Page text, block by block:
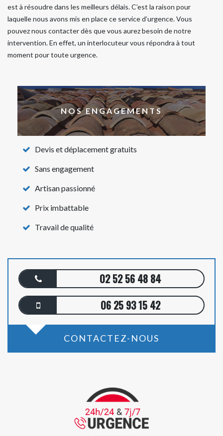
est à résoudre dans les meilleurs délais. C’est la raison pour
laquelle nous avons mis en place ce service d’urgence. Vous
pouvez nous contacter dès que vous aurez besoin de notre
intervention. En effet, un interlocuteur vous répondra à tout
moment pour toute urgence.
NOS ENGAGEMENTS
Devis et déplacement gratuits
Sans engagement
Artisan passionné
Prix imbattable
Travail de qualité
02 52 56 48 84
06 25 93 15 42
CONTACTEZ-NOUS